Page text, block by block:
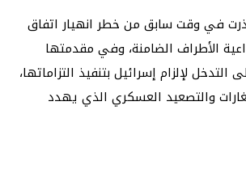
في وقت سابق من خطر انهيار اتفاق
الأطراف الضامنة، وفي مقدمتها
التدخل لإلزام إسرائيل بتنفيذ التزاماتها،
والتصعيد العسكري الذي يهدد